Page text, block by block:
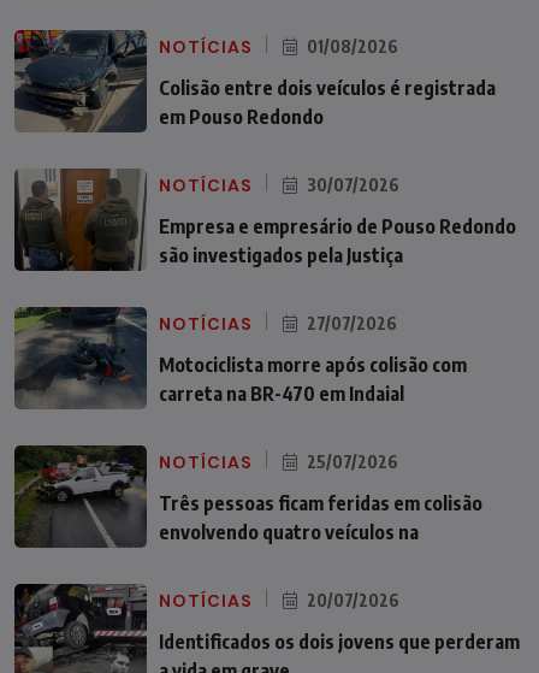
NOTÍCIAS 01/08/2026
Colisão entre dois veículos é registrada
em Pouso Redondo
NOTÍCIAS 30/07/2026
Empresa e empresário de Pouso Redondo
são investigados pela Justiça
NOTÍCIAS 27/07/2026
Motociclista morre após colisão com
carreta na BR-470 em Indaial
NOTÍCIAS 25/07/2026
Três pessoas ficam feridas em colisão
envolvendo quatro veículos na
NOTÍCIAS 20/07/2026
Identificados os dois jovens que perderam